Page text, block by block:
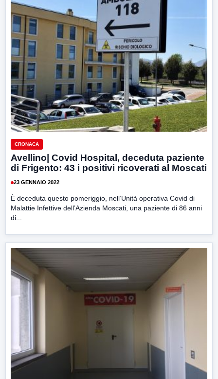
CRONACA
Avellino| Covid Hospital, deceduta paziente
di Frigento: 43 i positivi ricoverati al Moscati
23 GENNAIO 2022
È deceduta questo pomeriggio, nell’Unità operativa Covid di
Malattie Infettive dell’Azienda Moscati, una paziente di 86 anni
di...